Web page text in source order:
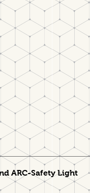
ARC-Safety Light